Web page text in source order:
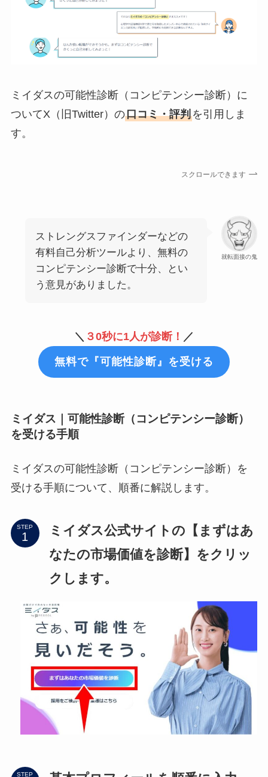
ミイダスの可能性診断（コンピテンシー診断）に
ついてX（旧Twitter）の口コミ・評判を引用しま
す。
スクロールできます
就転面接の鬼
ストレングスファインダーなどの
有料自己分析ツールより、無料の
コンピテンシー診断で十分、とい
う意見がありました。
＼ ３0秒に1人が診断！ ／
無料で『可能性診断』を受ける
ミイダス｜可能性診断（コンピテンシー診断）
を受ける手順
ミイダスの可能性診断（コンピテンシー診断）を
受ける手順について、順番に解説します。
STEP
ミイダス公式サイトの【まずはあ
なたの市場価値を診断】をクリッ
クします。
STEP